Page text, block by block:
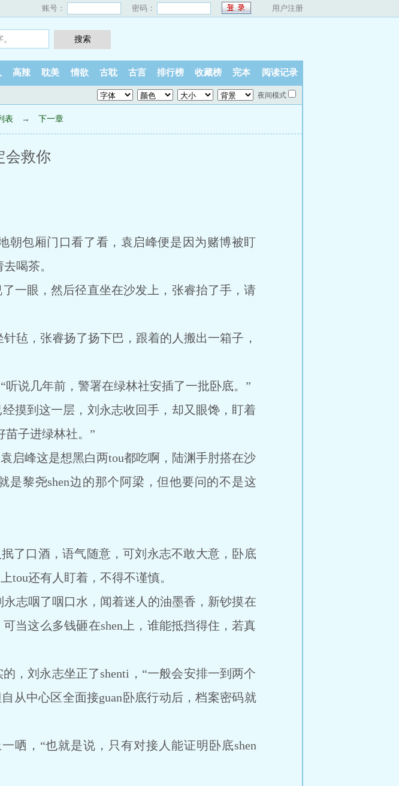
账号： 密码： 用户注册
高辣 耽美 情欲 古耽 古言 排行榜 收藏榜 完本 阅读记录
夜间模式
表 → 下一章
会救你
包厢门口看了看，袁启峰便是因为赌博被盯
喝茶。
眼，然后径直坐在沙发上，张睿抬了手，请
，张睿扬了扬下巴，跟着的人搬出一箱子，
说几年前，警署在绿林社安插了一批卧底。”
到这一层，刘永志收回手，却又眼馋，盯着
苗子进绿林社。”
峰这是想黑白两tou都吃啊，陆渊手肘搭在沙
黎尧shen边的那个阿梁，但他要问的不是这
口酒，语气随意，可刘永志不敢大意，卧底
tou还有人盯着，不得不谨慎。
咽了咽口水，闻着迷人的油墨香，新钞摸在
当这么多钱砸在shen上，谁能抵挡得住，若真
刘永志坐正了shenti，“一般会安排一到两个
从中心区全面接guan卧底行动后，档案密码就
，“也就是说，只有对接人能证明卧底shen